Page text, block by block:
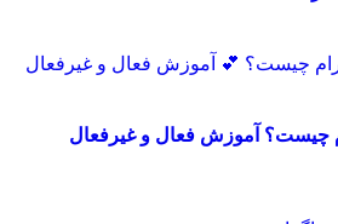
آموزش فعال و غیرفعال